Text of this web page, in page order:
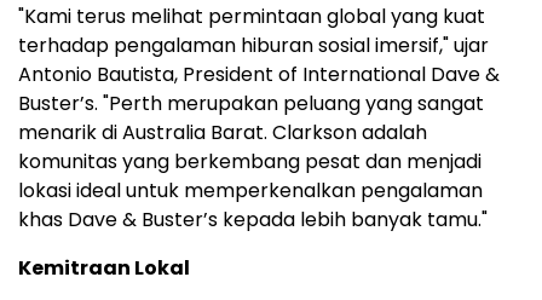
"Kami terus melihat permintaan global yang kuat
terhadap pengalaman hiburan sosial imersif," ujar
Antonio Bautista, President of International Dave &
Buster’s. "Perth merupakan peluang yang sangat
menarik di Australia Barat. Clarkson adalah
komunitas yang berkembang pesat dan menjadi
lokasi ideal untuk memperkenalkan pengalaman
khas Dave & Buster’s kepada lebih banyak tamu."
Kemitraan Lokal